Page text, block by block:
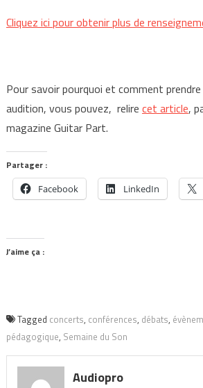
Cliquez ici pour obtenir plus de
Pour savoir pourquoi et comment
audition, vous pouvez, relire cet article,
magazine Guitar Part.
Partager :
Facebook LinkedIn
J’aime ça :
Tagged concerts, conférences, débats,
pédagogique, Semaine du Son
Audiopro